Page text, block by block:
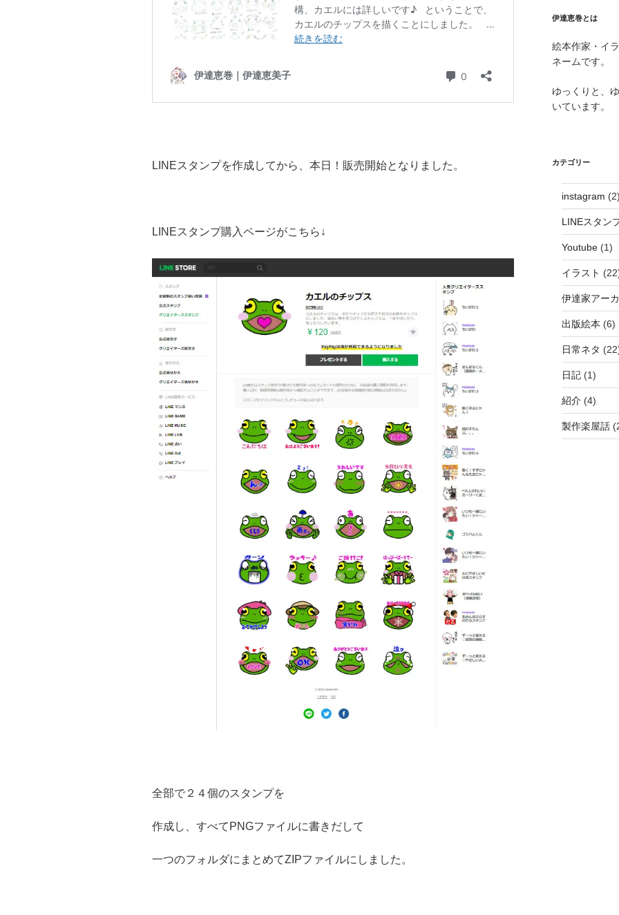
LINEスタンプを作成してから、本日！販売開始となりました。
LINEスタンプ購入ページがこちら↓
全部で２４個のスタンプを
作成し、すべてPNGファイルに書きだして
一つのフォルダにまとめてZIPファイルにしました。
伊達恵巻とは
絵本作家・イ
ネームです。
ゆっくりと、
いています。
カテゴリー
instagram (2)
LINEスタン
Youtube(1)
イラスト
伊達家アー
出版絵本 (6)
日常ネタ
日記(1)
紹介 (4)
製作楽屋話